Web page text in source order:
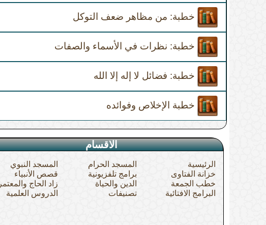
خطبة: من مظاهر ضعف التوكل
خطبة: نظرات في الأسماء والصفات
خطبة: فضائل لا إله إلا الله
خطبة الإخلاص وفوائده
الاقسام
الرئيسية المسجد الحرام
المسجد النبوي
خزانة الفتاوى
برامج تلفزيونية
قصص الأنبياء
خطب الجمعة
الدين والحياة
زاد الحاج والمعتمر
البرامج الافتائية
تصنيفات الدروس العلمية